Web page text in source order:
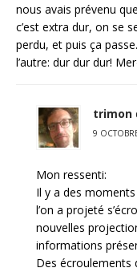
nous avais prévenu
c’est extra dur, on se
perdu, et puis ça
l’autre: dur dur dur!
trimon
9
Mon ressenti:
Il y a des
l’on a projeté
nouvelles
informations
Des écroulements